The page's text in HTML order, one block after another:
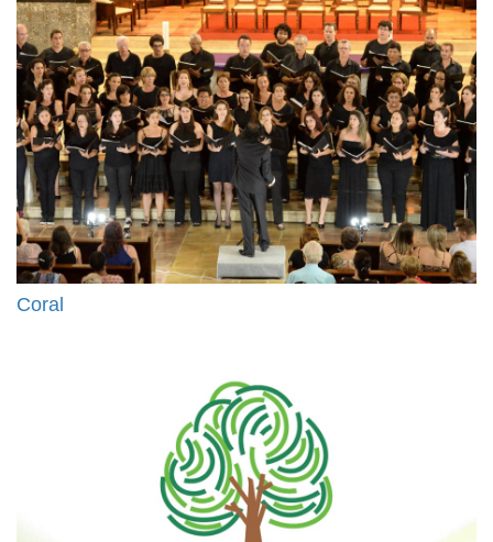
Coral